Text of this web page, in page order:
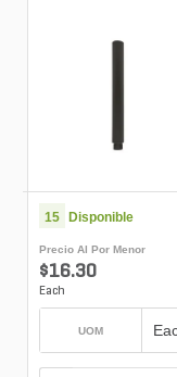
15 Disponible
Precio Al Por Menor
$16.30
Each
UOM